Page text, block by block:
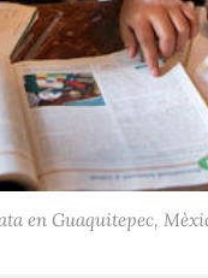
en Guaquitepec,